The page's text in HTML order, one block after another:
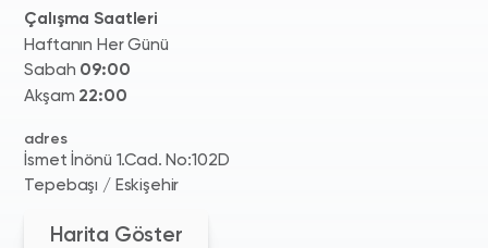
Çalışma Saatleri
Haftanın Her Günü
Sabah 09:00
Akşam 22:00
adres
İsmet İnönü 1.Cad. No:102D
Tepebaşı / Eskişehir
Harita Göster